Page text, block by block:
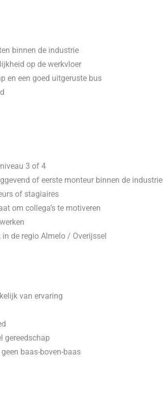
binnen de industrie
op de werkvloer
en een goed uitgeruste bus
3 of 4
of eerste monteur binnen de industrie
of stagiaires
om collega’s te motiveren
de regio Almelo / Overijssel
van ervaring
gereedschap
baas-boven-baas